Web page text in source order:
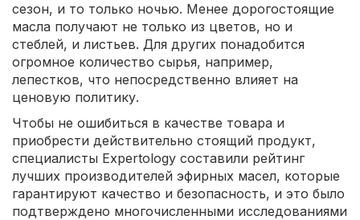
сезон, и то только ночью. Менее дорогостоящие
масла получают не только из цветов, но и
стеблей, и листьев. Для других понадобится
огромное количество сырья, например,
лепестков, что непосредственно влияет на
ценовую политику.
Чтобы не ошибиться в качестве товара и
приобрести действительно стоящий продукт,
специалисты Expertology составили рейтинг
лучших производителей эфирных масел, которые
гарантируют качество и безопасность, и это было
подтверждено многочисленными исследованиями